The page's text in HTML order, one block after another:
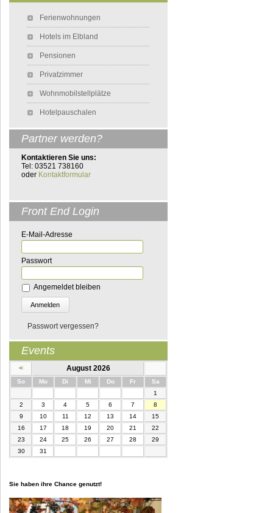
Ferienwohnungen
Hotels im Elbland
Pensionen
Privatzimmer
Wohnmobilstellplätze
Hotelpauschalen
Partner werden?
Kontaktieren Sie uns:
Tel: 03521 738160
oder Kontaktformular
Front End Login
E-Mail-Adresse
Passwort
Angemeldet bleiben
Passwort vergessen?
Events
< August 2026
SonntagMontag Di enstagMittwochDonnerstag
Freitag Samstag
1
2
3 4 5 6 7
8
9
10 11 12 13 14
15
16
17 18 19 20 21
22
23
24 25 26 27 28
29
30
31
Sie haben ihre Chance genutzt!